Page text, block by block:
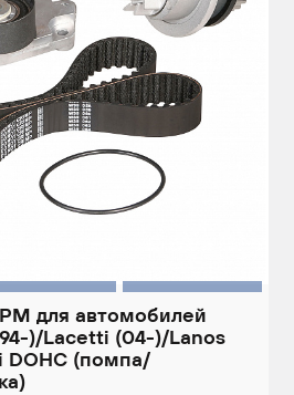
для автомобилей
)/Lacetti (04-)/Lanos
DOHC (помпа/